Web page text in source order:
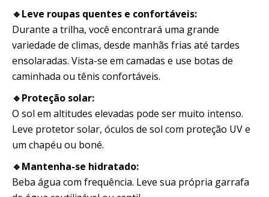
🔹Leve roupas quentes e confortáveis:
Durante a trilha, você encontrará uma grande
variedade de climas, desde manhãs frias até tardes
ensolaradas. Vista-se em camadas e use botas de
caminhada ou tênis confortáveis.
🔹Proteção solar:
O sol em altitudes elevadas pode ser muito intenso.
Leve protetor solar, óculos de sol com proteção UV e
um chapéu ou boné.
🔹Mantenha-se hidratado:
Beba água com frequência. Leve sua própria garrafa